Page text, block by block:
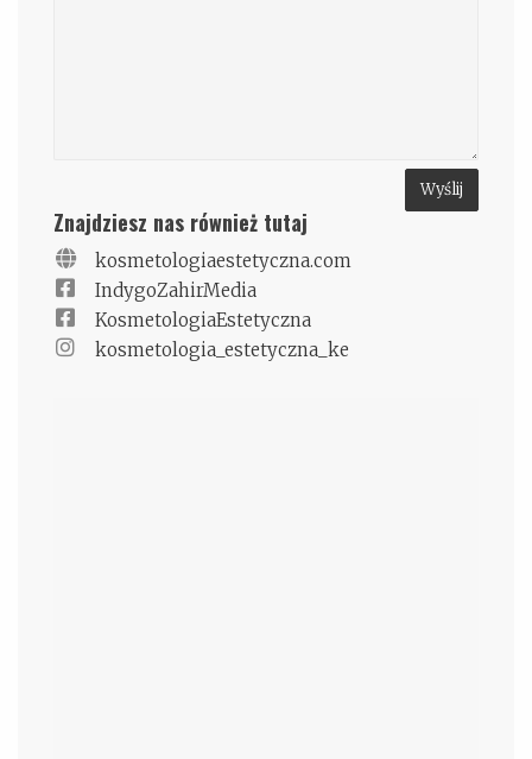
Znajdziesz nas również tutaj
kosmetologiaestetyczna.com
IndygoZahirMedia
KosmetologiaEstetyczna
kosmetologia_estetyczna_ke